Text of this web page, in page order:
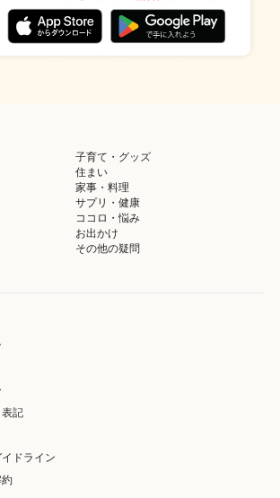
子育て・グッズ
住まい
家事・料理
サプリ・健康
ココロ・悩み
お出かけ
その他の疑問
記
ドライン